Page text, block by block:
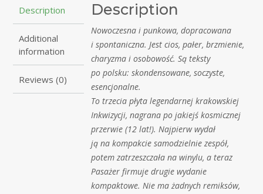
Description
Additional
information
Reviews (0)
Description
Nowoczesna i punkowa, dopracowana
i spontaniczna. Jest cios, pałer, brzmienie,
charyzma i osobowość. Są teksty
po polsku: skondensowane, soczyste,
esencjonalne.
To trzecia płyta legendarnej krakowskiej
Inkwizycji, nagrana po jakiejś kosmicznej
przerwie (12 lat!). Najpierw wydał
ją na kompakcie samodzielnie zespół,
potem zatrzeszczała na winylu, a teraz
Pasażer firmuje drugie wydanie
kompaktowe. Nie ma żadnych remiksów,